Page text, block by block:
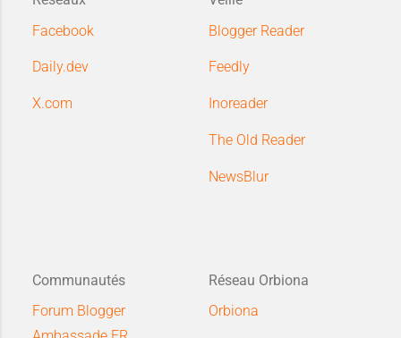
Facebook
Daily.dev
X.com
Blogger Reader
Feedly
Inoreader
The Old Reader
NewsBlur
Communautés
Forum Blogger
Réseau Orbiona
Orbiona